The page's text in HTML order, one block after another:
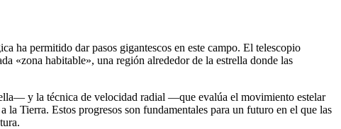
ha permitido dar pasos gigantescos en este campo. El telescopio
«zona habitable», una región alrededor de la estrella donde las
y la técnica de velocidad radial —que evalúa el movimiento estelar
Tierra. Estos progresos son fundamentales para un futuro en el que las